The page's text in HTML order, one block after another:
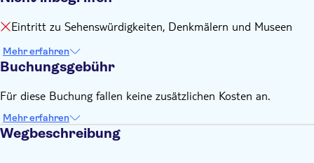
Giovanni Giolitti 32 (Haltestelle 1, in der Nähe des Bahnhofs
Termini) ab. Der letzte Bus fährt um 17:40 Uhr vom
Bitte beachten Sie, dass sich die Haltestelle 6 ab dem 23.
Dezember 2024 am Lungotevere Tor Di Nona 7 (zwischen
der Via Panico und der Via Mastro) befindet
In allen Bussen steht WLAN zur Verfügung
Die Temperaturen in Rom können im Sommer 40 °C
überschreiten. Es wird empfohlen, Wasser und eine
Eintritt zu Sehenswürdigkeiten, Denkmälern und Museen
Mehr erfahren
Buchungsgebühr
Für diese Buchung fallen keine zusätzlichen Kosten an.
Mehr erfahren
Wegbeschreibung